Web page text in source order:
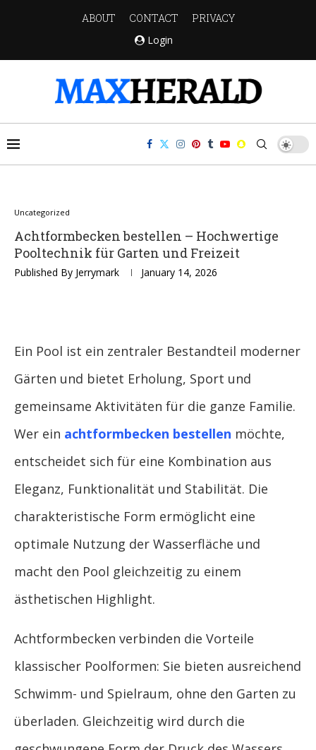
ABOUT CONTACT
PRIVACY
Login
Uncategorized
Achtformbecken bestellen – Hochwertige
Pooltechnik für Garten und Freizeit
Published By Jerrymark January 14, 2026
Ein Pool ist ein zentraler Bestandteil moderner
Gärten und bietet Erholung, Sport und
gemeinsame Aktivitäten für die ganze Familie.
Wer ein achtformbecken bestellen möchte,
entscheidet sich für eine Kombination aus
Eleganz, Funktionalität und Stabilität. Die
charakteristische Form ermöglicht eine
optimale Nutzung der Wasserfläche und
macht den Pool gleichzeitig zu einem
ästhetischen Highlight.
Achtformbecken verbinden die Vorteile
klassischer Poolformen: Sie bieten ausreichend
Schwimm- und Spielraum, ohne den Garten zu
überladen. Gleichzeitig wird durch die